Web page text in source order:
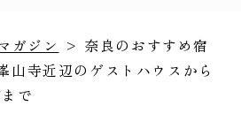
ガジン > 奈良のおすすめ宿
山寺近辺のゲストハウスから
で